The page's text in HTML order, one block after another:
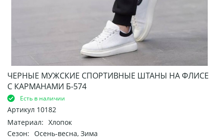
ЧЕРНЫЕ МУЖСКИЕ СПОРТИВНЫЕ ШТАНЫ НА ФЛИСЕ
С КАРМАНАМИ Б-574
Есть в наличии
Артикул 10182
Материал: Хлопок
Сезон: Осень-весна, Зима